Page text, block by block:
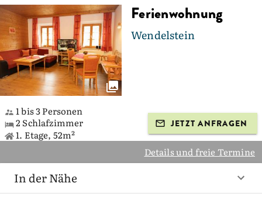
Ferienwohnung
Wendelstein
1 bis 3 Personen
2 Schlafzimmer
1. Etage, 52m²
JETZT ANFRAGEN
Details und freie Termine
In der Nähe